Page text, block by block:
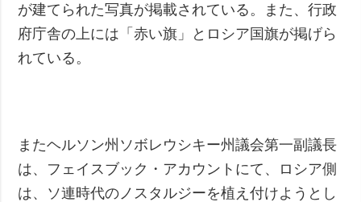
が建てられた写真が掲載されている。また、行政
府庁舎の上には「赤い旗」とロシア国旗が掲げら
れている。
またヘルソン州ソボレウシキー州議会第一副議長
は、フェイスブック・アカウントにて、ロシア側
は、ソ連時代のノスタルジーを植え付けようとし